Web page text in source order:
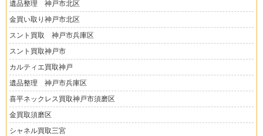
遺品整理 神戸市北区
金買い取り神戸市北区
スント買取 神戸市兵庫区
スント買取神戸市
カルティエ買取神戸
遺品整理 神戸市兵庫区
喜平ネックレス買取神戸市須磨区
金買取須磨区
シャネル買取三宮